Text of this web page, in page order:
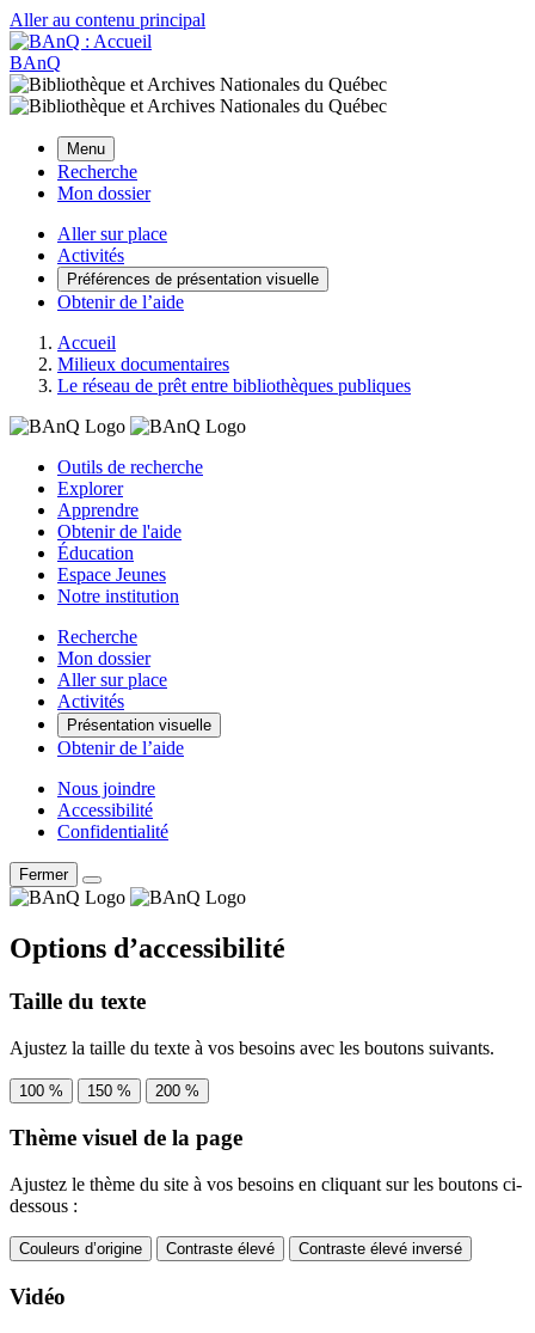
Aller au contenu principal
BAnQ
Menu
Recherche
Mon dossier
Aller sur place
Activités
Préférences de présentation visuelle
Obtenir de l’aide
Accueil
Milieux documentaires
Le réseau de prêt entre bibliothèques publiques
Outils de recherche
Explorer
Apprendre
Obtenir de l'aide
Éducation
Espace Jeunes
Notre institution
Recherche
Mon dossier
Aller sur place
Activités
Présentation visuelle
Obtenir de l’aide
Nous joindre
Accessibilité
Confidentialité
Fermer
Options d’accessibilité
Taille du texte
Ajustez la taille du texte à vos besoins avec les boutons suivants.
100 % 150 % 200 %
Thème visuel de la page
Ajustez le thème du site à vos besoins en cliquant sur les boutons ci-
dessous :
Couleurs d’origine Contraste élevé Contraste élevé inversé
Vidéo